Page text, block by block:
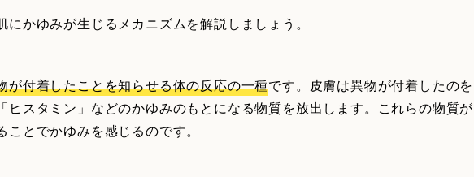
にかゆみが生じるメカニズムを解説しましょう。
が付着したことを知らせる体の反応の一種です。皮膚は異物が付着したのを
ヒスタミン」などのかゆみのもとになる物質を放出します。これらの物質が
ことでかゆみを感じるのです。